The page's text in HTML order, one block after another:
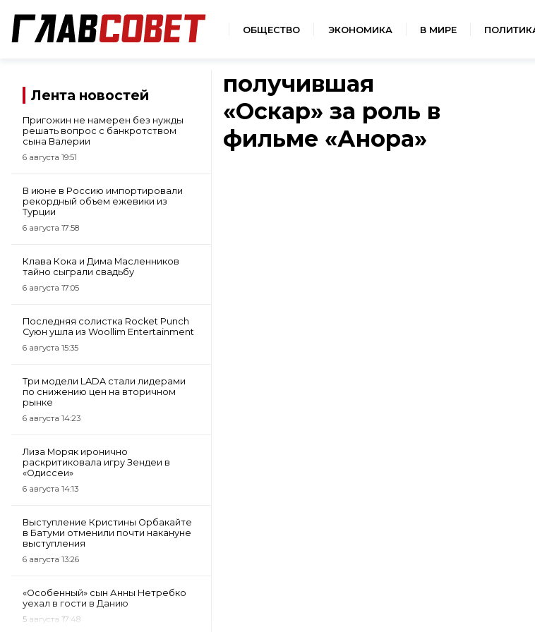
ОБЩЕСТВО ЭКОНОМИКА В МИРЕ
Лента новостей
Пригожин не намерен без нужды
решать вопрос с банкротством
сына Валерии
6 августа 19:51
В июне в Россию импортировали
рекордный объем ежевики из
Турции
6 августа 17:58
Клава Кока и Дима Масленников
тайно сыграли свадьбу
6 августа 17:05
Последняя солистка Rocket Punch
Суюн ушла из Woollim Entertainment
6 августа 15:35
Три модели LADA стали лидерами
по снижению цен на вторичном
рынке
6 августа 14:23
Лиза Моряк иронично
раскритиковала игру Зендеи в
«Одиссеи»
6 августа 14:13
Выступление Кристины Орбакайте
в Батуми отменили почти накануне
выступления
6 августа 13:26
«Особенный» сын Анны Нетребко
уехал в гости в Данию
5 августа 17:48
получившая
«Оскар» за роль в
фильме «Анора»